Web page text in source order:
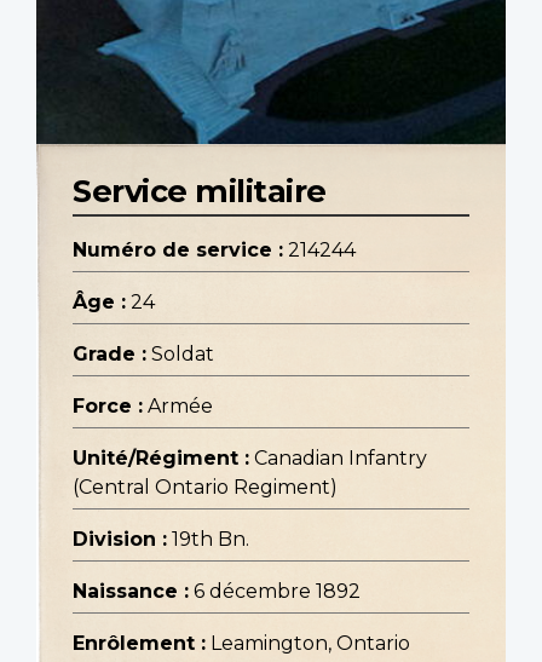
Service militaire
Numéro de service : 214244
Âge : 24
Grade : Soldat
Force : Armée
Unité/Régiment : Canadian Infantry
(Central Ontario Regiment)
Division : 19th Bn.
Naissance : 6 décembre 1892
Enrôlement : Leamington, Ontario